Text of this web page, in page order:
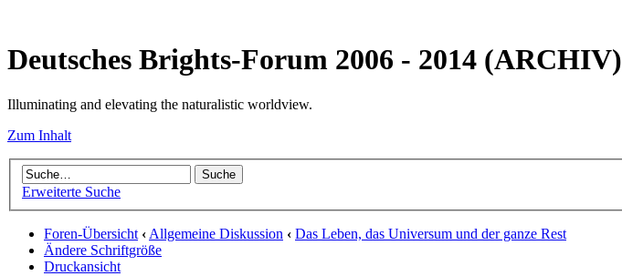
Deutsches Brights-Forum 2006 - 2014 (ARCHIV)
Illuminating and elevating the naturalistic worldview.
Zum Inhalt
Erweiterte Suche
Foren-Übersicht ‹Allgemeine Diskussion ‹ Das Leben, das Universum und der ganze Rest
Ändere Schriftgröße
Druckansicht